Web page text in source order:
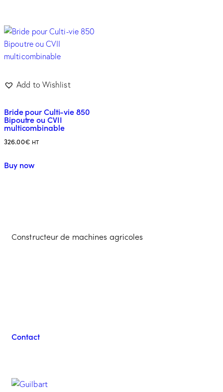
Add to Wishlist
Bride pour Culti-vie 850
Bipoutre ou CVII
multicombinable
326.00€ HT
Buy now
Constructeur de machines agricoles
Contact